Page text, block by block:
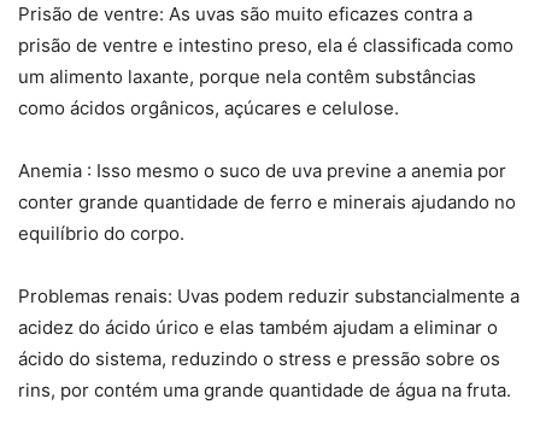
Prisão de ventre: As uvas são muito eficazes contra a
prisão de ventre e intestino preso, ela é classificada como
um alimento laxante, porque nela contêm substâncias
como ácidos orgânicos, açúcares e celulose.
Anemia : Isso mesmo o suco de uva previne a anemia por
conter grande quantidade de ferro e minerais ajudando no
equilíbrio do corpo.
Problemas renais: Uvas podem reduzir substancialmente a
acidez do ácido úrico e elas também ajudam a eliminar o
ácido do sistema, reduzindo o stress e pressão sobre os
rins, por contém uma grande quantidade de água na fruta.